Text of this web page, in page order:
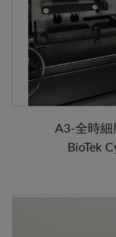
A3-全時細
BioTek